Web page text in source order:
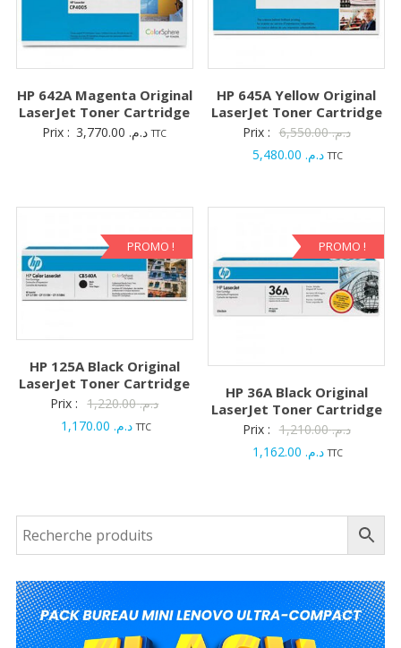
HP 642A Magenta Original
LaserJet Toner Cartridge
Prix : د.م. TTC
HP 645A Yellow Original
LaserJet Toner Cartridge
Prix : د.م.6,550.00
Le
د.م.5,480.00
Le
TTC
PROMO !
HP 125A Black Original
LaserJet Toner Cartridge
Prix : د.م.1,220.00
Le
د.م.Le
د.م. 1,170.00.
TTC
PROMO !
HP 36A Black Original
LaserJet Toner Cartridge
Prix : د.م.1,210.00
Le
د.م.1,162.00
Le
est :
TTC